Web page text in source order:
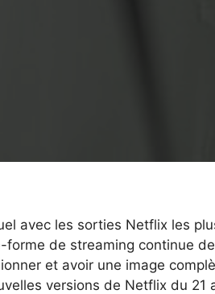
avec les sorties Netflix les
de streaming continue
et avoir une image
versions de Netflix du 21